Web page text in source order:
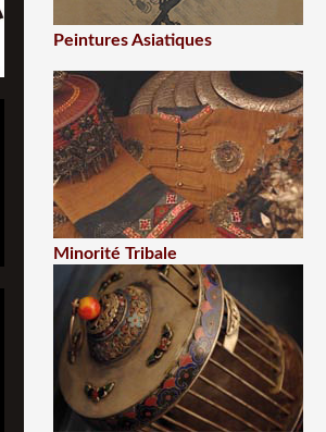
Peintures Asiatiques
Minorité Tribale